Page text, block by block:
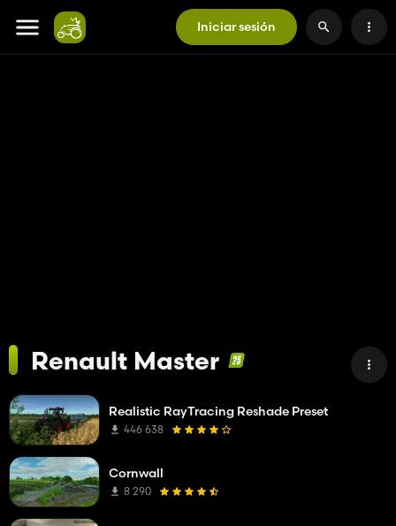
Iniciar sesión
Renault Master
Realistic RayTracing Reshade Preset
446 638
Cornwall
8 290